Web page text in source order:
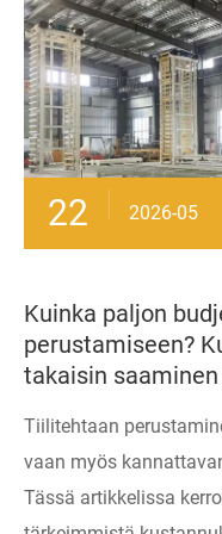
22 2026-05
Kuinka paljon
perustamiseen?
takaisin
Tiilitehtaan
vaan myös
Tässä artikkelissa